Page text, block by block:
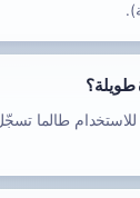
طويلة؟